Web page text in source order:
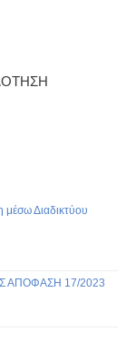
Διαδικτύου
ΑΠΟΦΑΣΗ 17/2023